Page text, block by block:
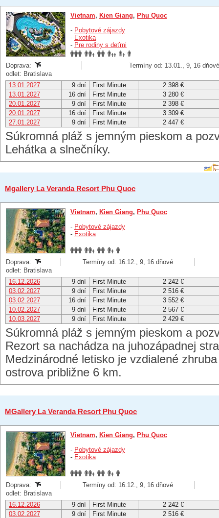
Vietnam, Kien Giang, Phu Quoc
- Pobytové zájazdy
- Exotika
- Pre rodiny s deťmi
Doprava:
Termíny od: 13.01., 9, 16 dňové
odlet: Bratislava
13.01.2027
9 dní First Minute
2 398 €
13.01.2027
16 dní First Minute
3 280 €
20.01.2027
9 dní First Minute
2 398 €
20.01.2027
16 dní First Minute
3 309 €
27.01.2027
9 dní First Minute 2 447 €
Súkromná pláž s jemným pieskom a
Lehátka a slnečníky.
Mgallery La Veranda Resort Phu Quoc
Vietnam, Kien Giang, Phu Quoc
- Pobytové zájazdy
- Exotika
Doprava:
Termíny od: 16.12., 9, 16 dňové
odlet: Bratislava
16.12.2026
9 dní First Minute
2 242 €
03.02.2027
9 dní First Minute
2 516 €
03.02.2027
16 dní First Minute
3 552 €
10.02.2027
9 dní First Minute
2 567 €
10.03.2027
9 dní First Minute 2 429 €
Súkromná pláž s jemným pieskom a
Rezort sa nachádza na juhozápadnej
Medzinárodné letisko je vzdialené
ostrova približne 6 km.
MGallery La Veranda Resort Phu Quoc
Vietnam, Kien Giang, Phu Quoc
- Pobytové zájazdy
- Exotika
Doprava:
Termíny od: 16.12., 9, 16 dňové
odlet: Bratislava
16.12.2026
9 dní First Minute
2 242 €
03.02.2027
9 dní First Minute
2 516 €